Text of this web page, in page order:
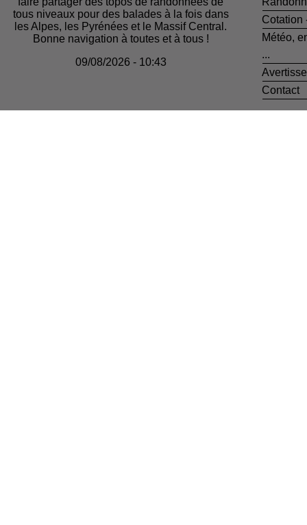
tous niveaux pour des balades à la fois dans
les Alpes, les Pyrénées et le Massif Central.
Bonne navigation à toutes et à tous !
09/08/2026 - 10:43
Cotation
Météo,
...
Contact